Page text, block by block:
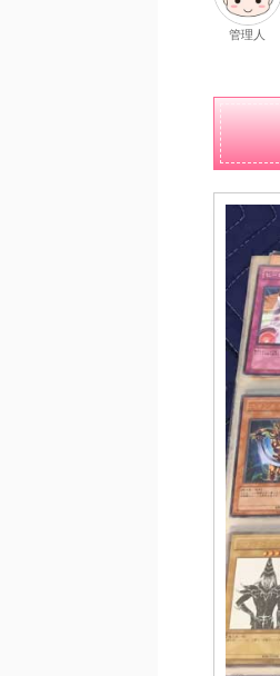
管理人